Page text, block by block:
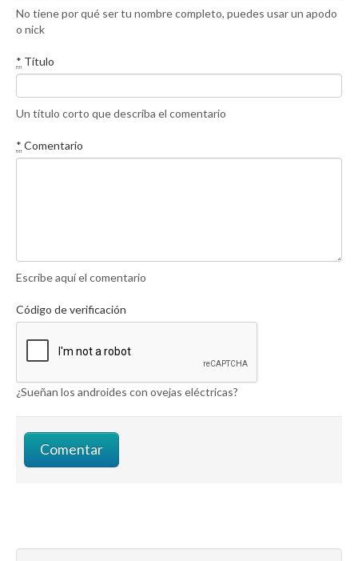
No tiene por qué ser tu nombre completo, puedes usar un apodo
o nick
* Título
Un título corto que describa el comentario
* Comentario
Escribe aquí el comentario
Código de verificación
¿Sueñan los androides con ovejas eléctricas?